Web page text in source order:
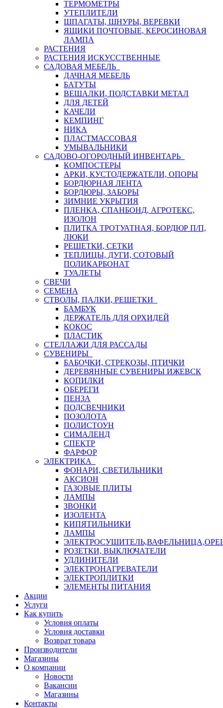
ТЕРМОМЕТРЫ
УТЕПЛИТЕЛИ
ШПАГАТЫ, ШНУРЫ, ВЕРЕВКИ
ЯЩИКИ ПОЧТОВЫЕ, КЕРОСИНОВАЯ
ЛАМПА
РАСТЕНИЯ
РАСТЕНИЯ ИСКУССТВЕННЫЕ
САДОВАЯ МЕБЕЛЬ
ДАЧНАЯ МЕБЕЛЬ
БАТУТЫ
ВЕШАЛКИ, ПОДСТАВКИ МЕТАЛ
ДЛЯ ДЕТЕЙ
КАЧЕЛИ
КЕМПИНГ
НИКА
ПЛАСТМАССОВАЯ
УМЫВАЛЬНИКИ
САДОВО-ОГОРОДНЫЙ ИНВЕНТАРЬ
КОМПОСТЕРЫ
АРКИ, КУСТОДЕРЖАТЕЛИ, ОПОРЫ
БОРДЮРНАЯ ЛЕНТА
БОРДЮРЫ, ЗАБОРЫ
ЗИМНИЕ УКРЫТИЯ
ПЛЕНКА, СПАНБОНД, АГРОТЕКС,
ИЗОЛОН
ПЛИТКА ТРОТУАТНАЯ, БОРДЮР П/П,
ЛЮКИ
РЕШЕТКИ, СЕТКИ
ТЕПЛИЦЫ, ДУГИ, СОТОВЫЙ
ПОЛИКАРБОНАТ
ТУАЛЕТЫ
СВЕЧИ
СЕМЕНА
СТВОЛЫ, ПАЛКИ, РЕШЕТКИ
БАМБУК
ДЕРЖАТЕЛЬ ДЛЯ ОРХИДЕЙ
КОКОС
ПЛАСТИК
СТЕЛЛАЖИ ДЛЯ РАССАДЫ
СУВЕНИРЫ
БАБОЧКИ, СТРЕКОЗЫ, ПТИЧКИ
ДЕРЕВЯННЫЕ СУВЕНИРЫ ИЖЕВСК
КОПИЛКИ
ОБЕРЕГИ
ПЕНЗА
ПОДСВЕЧНИКИ
ПОЗОЛОТА
ПОЛИСТОУН
СИМАЛЕНД
СПЕКТР
ФАРФОР
ЭЛЕКТРИКА
ФОНАРИ, СВЕТИЛЬНИКИ
АКСИОН
ГАЗОВЫЕ ПЛИТЫ
ЛАМПЫ
ЗВОНКИ
ИЗОЛЕНТА
КИПЯТИЛЬНИКИ
ЛАМПЫ
РОЗЕТКИ, ВЫКЛЮЧАТЕЛИ
УДЛИНИТЕЛИ
ЭЛЕКТРОНАГРЕВАТЕЛИ
ЭЛЕКТРОПЛИТКИ
ЭЛЕМЕНТЫ ПИТАНИЯ
Акции
Услуги
Как купить
Условия оплаты
Условия доставки
Возврат товара
Производители
Магазины
О компании
Новости
Вакансии
Магазины
Контакты